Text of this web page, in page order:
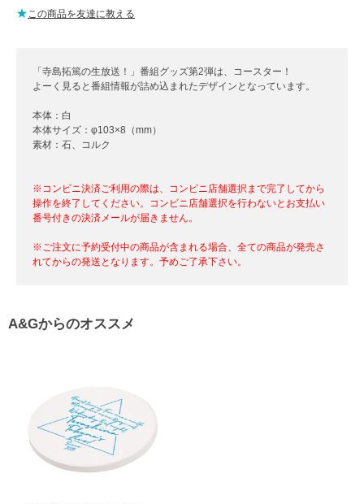
★この商品を友達に教える
「寺島拓篤の生放送！」番組グッズ第2弾は、コースター！
よーく見ると番組情報が詰め込まれたデザインとなっています。
本体：白
本体サイズ：φ103×8（mm）
素材：石、コルク
※コンビニ決済ご利用の際は、コンビニ店舗選択まで完了してから
操作を終了してください。コンビニ店舗選択を行わないとお支払い
番号付きの決済メールが届きません。
※ご注文に予約受付中の商品が含まれる場合、全ての商品が発売さ
れてからの発送となります。予めご了承下さい。
A&Gからのオススメ